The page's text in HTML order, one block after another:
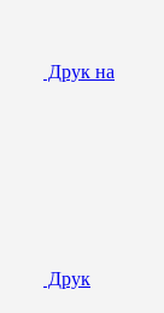
Друк на
Друк